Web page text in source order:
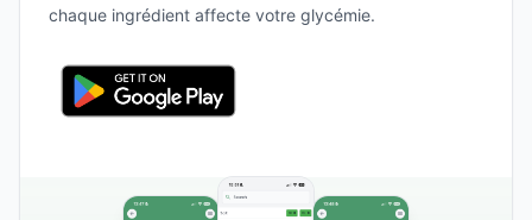
chaque ingrédient affecte votre glycémie.